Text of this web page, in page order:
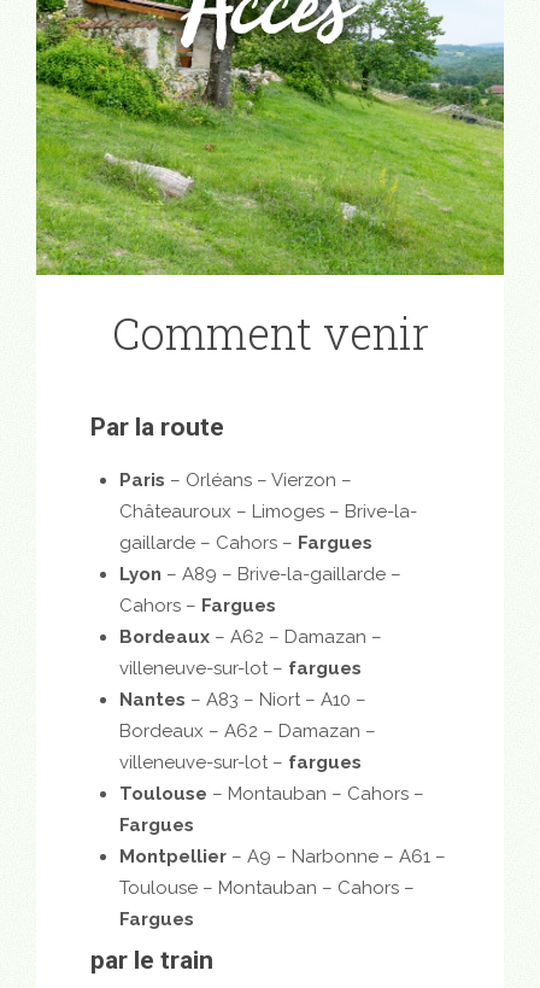
Comment venir
Par la route
Paris – Orléans – Vierzon –
Châteauroux – Limoges – Brive-la-
gaillarde – Cahors – Fargues
Lyon – A89 – Brive-la-gaillarde –
Cahors – Fargues
Bordeaux – A62 – Damazan –
villeneuve-sur-lot – fargues
Nantes – A83 – Niort – A10 –
Bordeaux – A62 – Damazan –
villeneuve-sur-lot – fargues
Toulouse – Montauban – Cahors –
Fargues
Montpellier – A9 – Narbonne – A61 –
Toulouse – Montauban – Cahors –
Fargues
par le train